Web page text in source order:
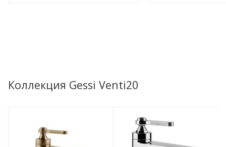
Коллекция Gessi Venti20